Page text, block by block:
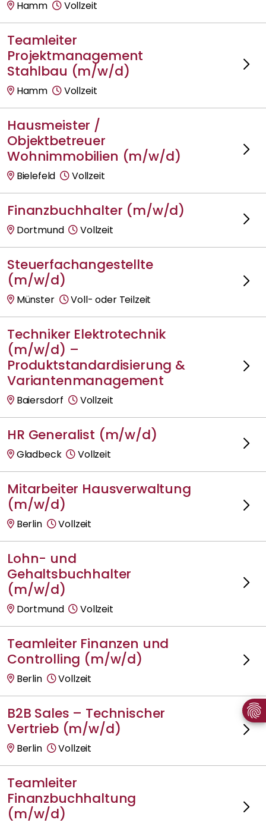
Hamm Vollzeit
Teamleiter
Projektmanagement
Stahlbau (m/w/d)
Hamm Vollzeit
Hausmeister /
Objektbetreuer
Wohnimmobilien (m/w/d)
Bielefeld Vollzeit
Finanzbuchhalter (m/w/d)
Dortmund Vollzeit
Steuerfachangestellte
(m/w/d)
Münster Voll- oder Teilzeit
Techniker Elektrotechnik
(m/w/d) –
Produktstandardisierung &
Variantenmanagement
Baiersdorf Vollzeit
HR Generalist (m/w/d)
Gladbeck Vollzeit
Mitarbeiter Hausverwaltung
(m/w/d)
Berlin Vollzeit
Lohn- und
Gehaltsbuchhalter
(m/w/d)
Dortmund Vollzeit
Teamleiter Finanzen und
Controlling (m/w/d)
Berlin Vollzeit
B2B Sales – Technischer
Vertrieb (m/w/d)
Berlin Vollzeit
Teamleiter
Finanzbuchhaltung
(m/w/d)